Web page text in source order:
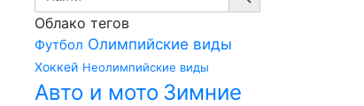
Облако тегов
Футбол Олимпийские виды
Хоккей Неолимпийские виды
Авто и мото Зимние